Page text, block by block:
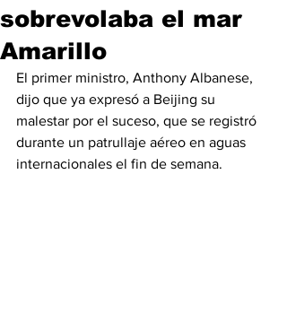
sobrevolaba el mar
Amarillo
El primer ministro, Anthony Albanese,
dijo que ya expresó a Beijing su
malestar por el suceso, que se registró
durante un patrullaje aéreo en aguas
internacionales el fin de semana.